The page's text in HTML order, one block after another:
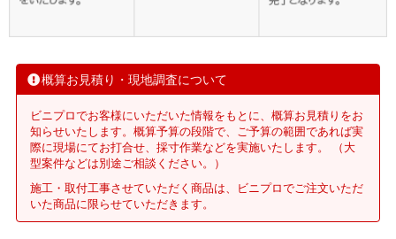
概算お見積り・現地調査について
ビニプロでお客様にいただいた情報をもとに、概算お見積りをお
知らせいたします。概算予算の段階で、ご予算の範囲であれば実
際に現場にてお打合せ、採寸作業などを実施いたします。 （大
型案件などは別途ご相談ください。）
施工・取付工事させていただく商品は、ビニプロでご注文いただ
いた商品に限らせていただきます。